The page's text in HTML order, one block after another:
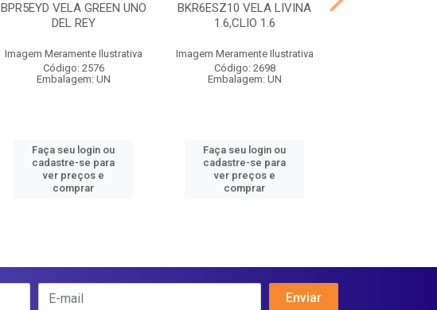
BPR5EYD VELA GREEN UNO
DEL REY
Imagem Meramente Ilustrativa
Código: 2576
Embalagem: UN
Faça seu login ou
cadastre-se para
ver preços e
comprar
BKR6ESZ10 VELA LIVINA
1.6,CLIO 1.6
Imagem Meramente Ilustrativa
Código: 2698
Embalagem: UN
Faça seu login ou
cadastre-se para
ver preços e
comprar